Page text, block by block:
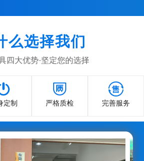
么选择我们
四大优势·坚定您的选择
定制

严格质检

完善服务